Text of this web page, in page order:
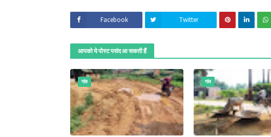
Facebook Twitter
आपको ये पोस्ट पसंद आ सकती हैं
गांव गांव